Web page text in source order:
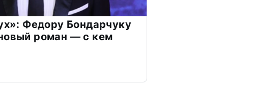
Федору Бондарчуку
роман — с кем